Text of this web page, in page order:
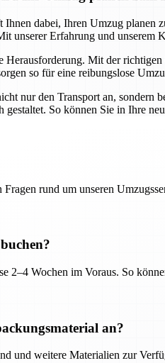
dabei, Ihren Umzug planen
unserer Erfahrung und
Herausforderung. Mit der
so für eine reibungslose
nur den Transport an, sondern
So können Sie in Ihre
rund um unseren
2–4 Wochen im Voraus. So
an?
und weitere Materialien zur